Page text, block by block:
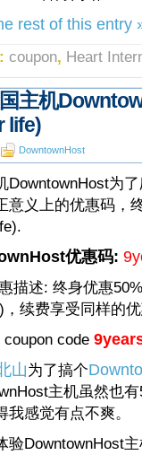
rest of this entry
coupon, Heart
主机
life)
DowntownHost
DowntownHost为
意义上的优惠码，
优惠码:
描述: 终身优惠
，续费享受同样的
coupon code
山为了搞个
主机虽然也
我感觉有点不爽。
验DowntownHost